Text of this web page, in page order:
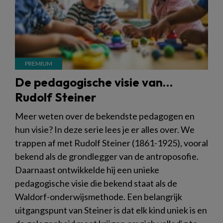
De pedagogische visie van…
Rudolf Steiner
Meer weten over de bekendste pedagogen en
hun visie? In deze serie lees je er alles over. We
trappen af met Rudolf Steiner (1861-1925), vooral
bekend als de grondlegger van de antroposofie.
Daarnaast ontwikkelde hij een unieke
pedagogische visie die bekend staat als de
Waldorf-onderwijsmethode. Een belangrijk
uitgangspunt van Steiner is dat elk kind uniek is en